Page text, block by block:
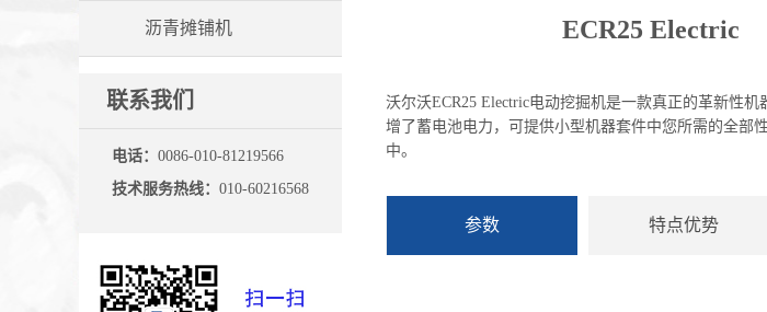
沥青摊铺机
联系我们
电话： 0086-010-81219566
技术服务热线： 010-60216568
ECR25 Electric
沃尔沃ECR25 Electric电动挖掘机是一款真正的革新性
增了蓄电池电力，可提供小型机器套件中您所需的全部
中。
参数 特点优势